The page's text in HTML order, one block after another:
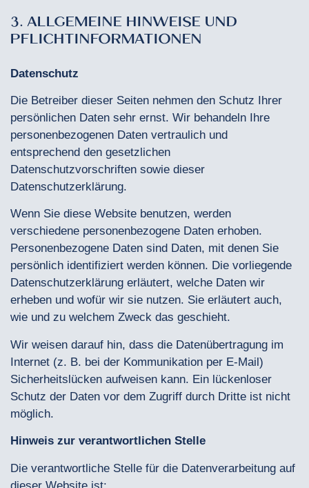
3. ALLGEMEINE HINWEISE UND
PFLICHTINFORMATIONEN
Datenschutz
Die Betreiber dieser Seiten nehmen den Schutz Ihrer
persönlichen Daten sehr ernst. Wir behandeln Ihre
personenbezogenen Daten vertraulich und
entsprechend den gesetzlichen
Datenschutzvorschriften sowie dieser
Datenschutzerklärung.
Wenn Sie diese Website benutzen, werden
verschiedene personenbezogene Daten erhoben.
Personenbezogene Daten sind Daten, mit denen Sie
persönlich identifiziert werden können. Die vorliegende
Datenschutzerklärung erläutert, welche Daten wir
erheben und wofür wir sie nutzen. Sie erläutert auch,
wie und zu welchem Zweck das geschieht.
Wir weisen darauf hin, dass die Datenübertragung im
Internet (z. B. bei der Kommunikation per E-Mail)
Sicherheitslücken aufweisen kann. Ein lückenloser
Schutz der Daten vor dem Zugriff durch Dritte ist nicht
möglich.
Hinweis zur verantwortlichen Stelle
Die verantwortliche Stelle für die Datenverarbeitung auf
dieser Website ist: